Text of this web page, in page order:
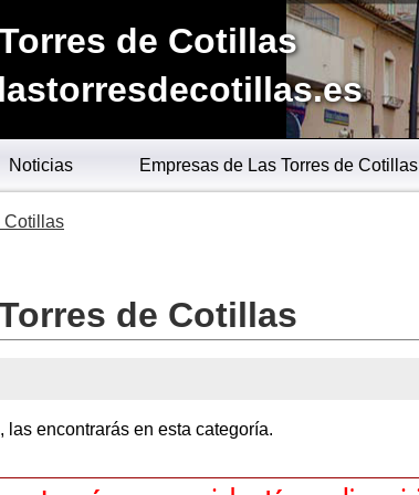
de Cotillas
Noticias Empresas de Las Torres de Cotillas
Cotillas
de Cotillas
las encontrarás en esta categoría.